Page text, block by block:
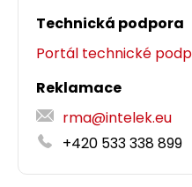
Technická podpora
Portál technické
Reklamace
rma@intelek.eu
+420 533 338 899